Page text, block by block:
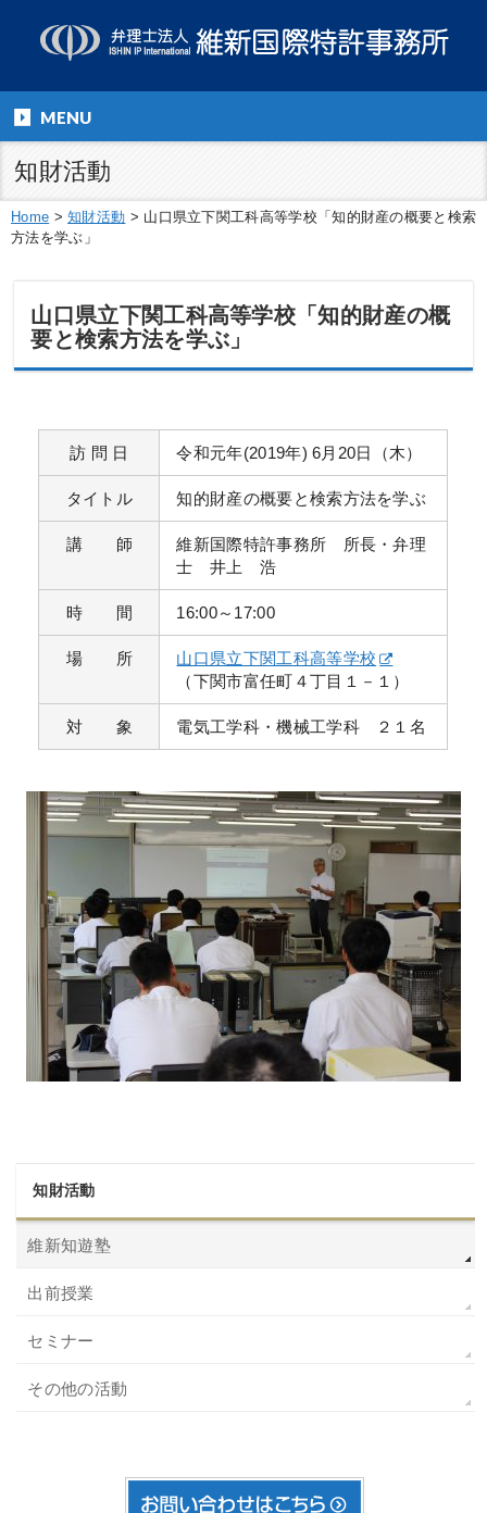
MENU
知財活動
Home >知財活動 > 山口県立下関工科高等学校「知的財産の概要と検索
方法を学ぶ」
山口県立下関工科高等学校「知的財産の概
要と検索方法を学ぶ」
訪 問 日 令和元年(2019年) 6月20日（木）
タイトル 知的財産の概要と検索方法を学ぶ
講 師
維新国際特許事務所 所長・弁理
士 井上 浩
時 間 16:00～17:00
場 所
山口県立下関工科高等学校
（下関市富任町４丁目１－１）
対 象 電気工学科・機械工学科 ２１名
知財活動
維新知遊塾
出前授業
セミナー
その他の活動